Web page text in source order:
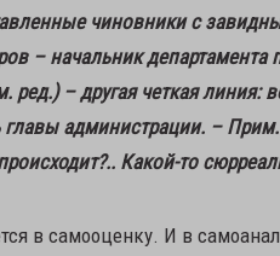
чиновники с
– начальник
ред.) – другая четкая
главы администрации. –
Какой-то
в самооценку. И в